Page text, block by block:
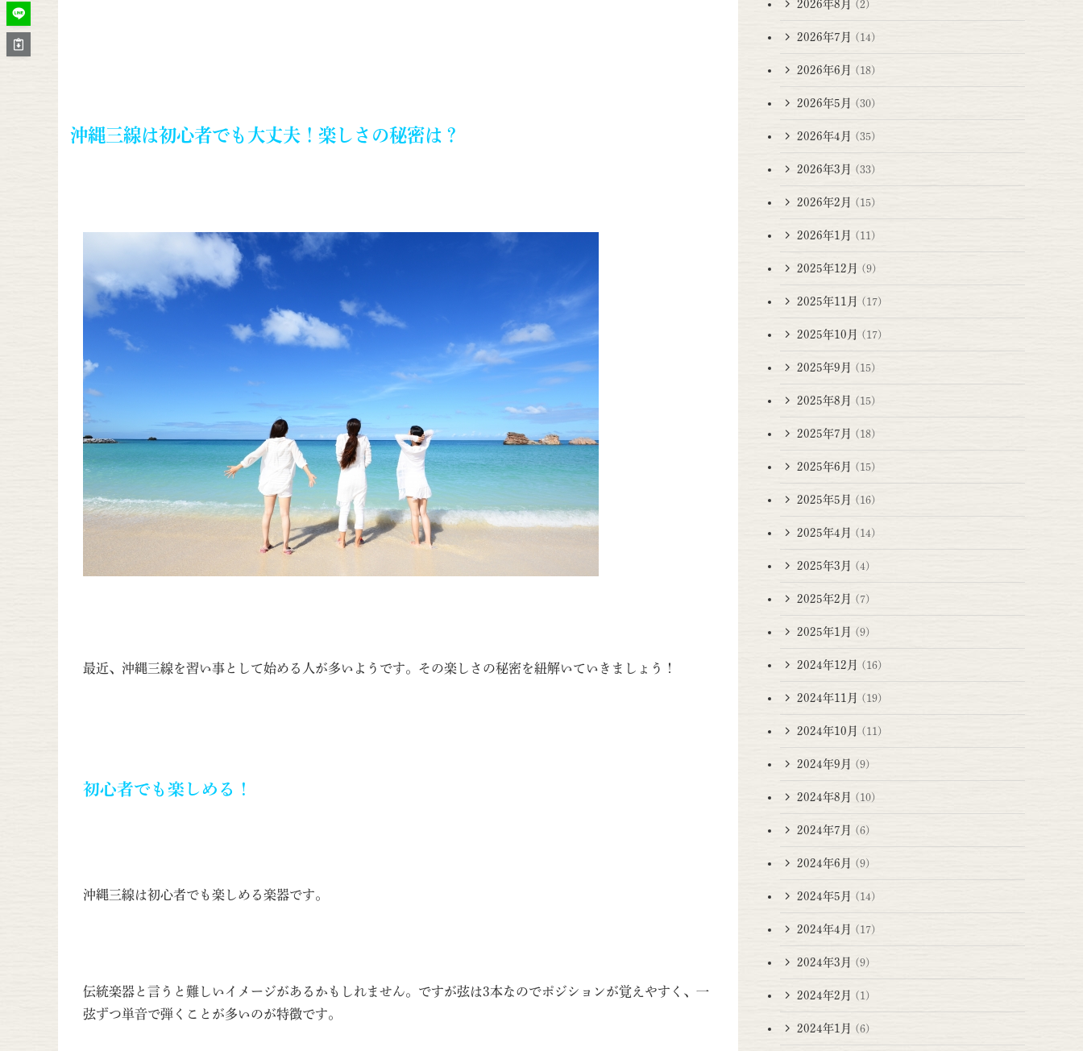
沖縄三線は初心者でも大丈夫！楽しさの秘密は？
最近、沖縄三線を習い事として始める人が多いようです。その楽しさの秘密を紐解いていきましょう！
初心者でも楽しめる！
沖縄三線は初心者でも楽しめる楽器です。
伝統楽器と言うと難しいイメージがあるかもしれません。ですが弦は3本なのでポジションが覚えやすく、一
弦ずつ単音で弾くことが多いのが特徴です。
2026年8月 (2)
2026年7月 (14)
2026年6月 (18)
2026年5月 (30)
2026年4月 (35)
2026年3月 (33)
2026年2月 (15)
2026年1月 (11)
2025年12月 (9)
2025年11月 (17)
2025年10月 (17)
2025年9月 (15)
2025年8月 (15)
2025年7月 (18)
2025年6月 (15)
2025年5月 (16)
2025年4月 (14)
2025年3月 (4)
2025年2月 (7)
2025年1月 (9)
2024年12月 (16)
2024年11月 (19)
2024年10月 (11)
2024年9月 (9)
2024年8月 (10)
2024年7月 (6)
2024年6月 (9)
2024年5月 (14)
2024年4月 (17)
2024年3月 (9)
2024年2月 (1)
2024年1月 (6)